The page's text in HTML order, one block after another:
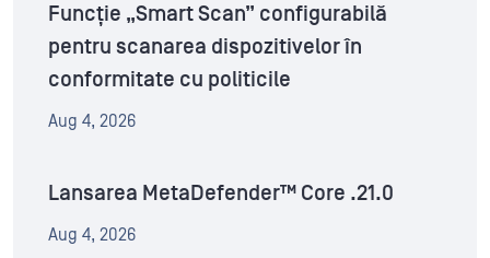
Funcție „Smart Scan” configurabilă
pentru scanarea dispozitivelor în
conformitate cu politicile
Aug 4, 2026
Lansarea MetaDefender™ Core .21.0
Aug 4, 2026